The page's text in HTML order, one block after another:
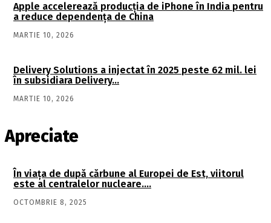
Apple accelerează producția de iPhone în India pentru
a reduce dependența de China
MARTIE 10, 2026
Delivery Solutions a injectat în 2025 peste 62 mil. lei
în subsidiara Delivery…
MARTIE 10, 2026
Apreciate
În viaţa de după cărbune al Europei de Est, viitorul
este al centralelor nucleare….
OCTOMBRIE 8, 2025